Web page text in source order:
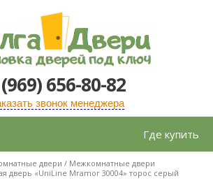
656-80-82
звонок менеджера
Где купить
двери / Межкомнатные двери
дверь «UniLine Mramor 30004» торос серый